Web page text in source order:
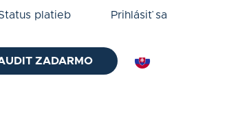
Prihlásiť sa
platieb
ZADARMO